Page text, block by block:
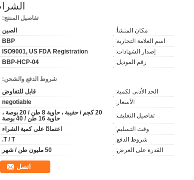
تفاصيل المنتج:
مكان المنشأ:
الصين
اسم العلامة التجارية:
BBP
إصدار الشهادات:
ISO9001, US FDA Registration
رقم الموديل:
BBP-HCP-04
شروط الدفع والشحن:
الحد الأدنى لكمية:
قابل للتفاوض
الأسعار:
negotiable
تفاصيل التغليف:
20 كجم / حقيبة ، حاوية 8 طن / 20 بوصة ،
حاوية 16 طن / 40 بوصة
وقت التسليم:
اعتمادًا على كمية الشراء
شروط الدفع:
T / T.
القدرة على العرض:
50 مليون طن / شهر
اتصل